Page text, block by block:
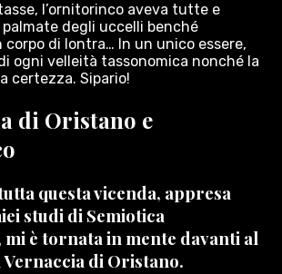
l’ornitorinco aveva tutte e
degli uccelli benché
di lontra… In un unico essere,
ogni velleità tassonomica nonché la
certezza. Sipario!
di Oristano e
questa vicenda, appresa
studi di Semiotica
è tornata in mente davanti al
Vernaccia di Oristano.